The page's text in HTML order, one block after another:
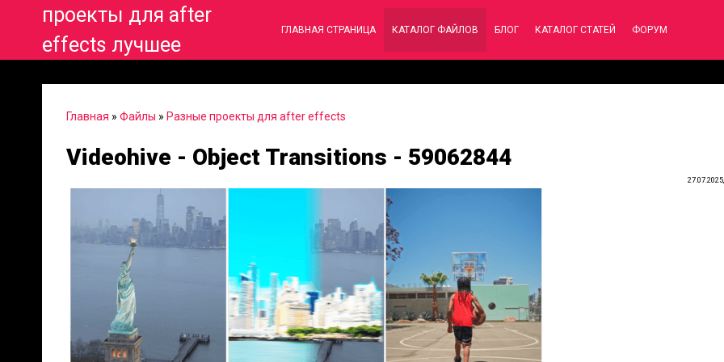
проекты для after
effects лучшее
ГЛАВНАЯ СТРАНИЦА КАТАЛОГ ФАЙЛОВ БЛОГ КАТАЛОГ СТАТЕЙ ФОРУМ
Главная » Файлы » Разные проекты для after effects
Videohive - Object Transitions - 59062844